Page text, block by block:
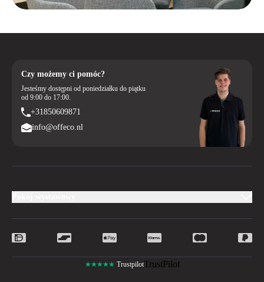
Czy możemy ci pomóc?
Jesteśmy dostępni od poniedziałku do piątku
od 9:00 do 17:00.
+31850609871
info@offeco.nl
★★★★★ TrustpilotTrustPilot